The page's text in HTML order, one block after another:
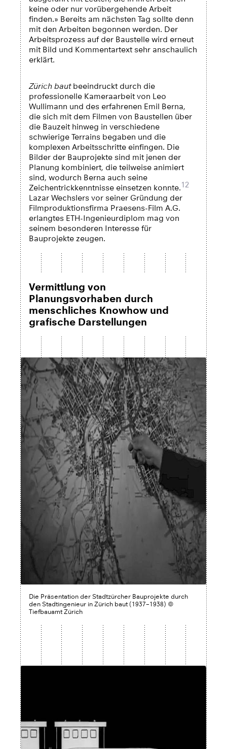
keine oder nur vorübergehende Arbeit
finden.» Bereits am nächsten Tag sollte denn
mit den Arbeiten begonnen werden. Der
Arbeitsprozess auf der Baustelle wird erneut
mit Bild und Kommentartext sehr anschaulich
erklärt.
Zürich bautbeeindruckt durch die
professionelle Kameraarbeit von Leo
Wullimann und des erfahrenen Emil Berna,
die sich mit dem Filmen von Baustellen über
die Bauzeit hinweg in verschiedene
schwierige Terrains begaben und die
komplexen Arbeitsschritte einfingen. Die
Bilder der Bauprojekte sind mit jenen der
Planung kombiniert, die teilweise animiert
sind, wodurch Berna auch seine
Zeichentrickkenntnisse einsetzen konnte.12
Lazar Wechslers vor seiner Gründung der
Filmproduktionsfirma Praesens-Film A.G.
erlangtes ETH-Ingenieurdiplom mag von
seinem besonderen Interesse für
Bauprojekte zeugen.
Vermittlung von
Planungsvorhaben durch
menschliches Knowhow und
grafische Darstellungen
Die Präsentation der Stadtzürcher Bauprojekte durch
den Stadtingenieur in Zürich baut (1937–1938) ©
Tiefbauamt Zürich